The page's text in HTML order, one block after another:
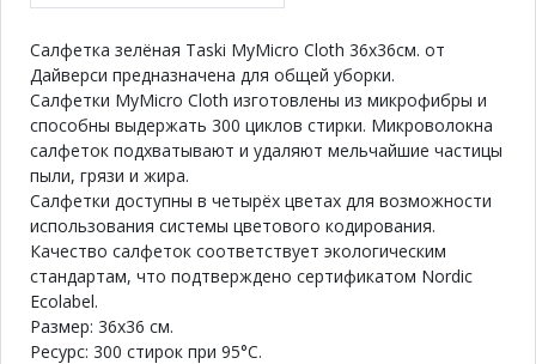
Салфетка зелёная Taski MyMicro Cloth 36x36см. от
Дайверси предназначена для общей уборки.
Салфетки MyMicro Cloth изготовлены из микрофибры и
способны выдержать 300 циклов стирки. Микроволокна
салфеток подхватывают и удаляют мельчайшие частицы
пыли, грязи и жира.
Салфетки доступны в четырёх цветах для возможности
использования системы цветового кодирования.
Качество салфеток соответствует экологическим
стандартам, что подтверждено сертификатом Nordic
Ecolabel.
Размер: 36х36 см.
Ресурс: 300 стирок при 95°C.